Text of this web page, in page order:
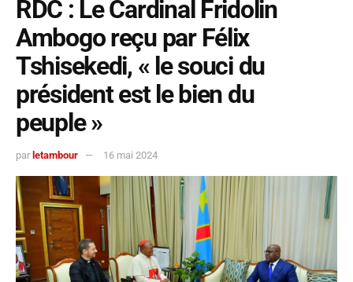
RDC : Le Cardinal Fridolin
Ambogo reçu par Félix
Tshisekedi, « le souci du
président est le bien du
peuple »
par letambour 16 mai 2024